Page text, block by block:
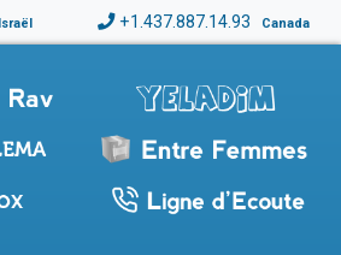
Israël +1.437.887.14.93 Canada